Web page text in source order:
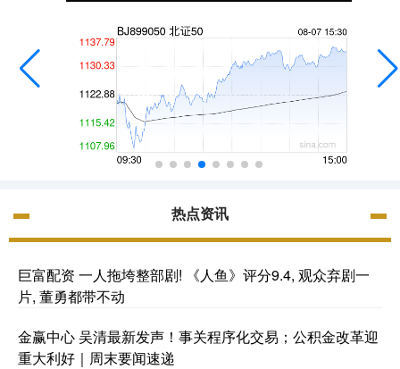
热点资讯
巨富配资 一人拖垮整部剧! 《人鱼》评分9.4, 观众弃剧一
片, 董勇都带不动
金赢中心 吴清最新发声！事关程序化交易；公积金改革迎
重大利好｜周末要闻速递